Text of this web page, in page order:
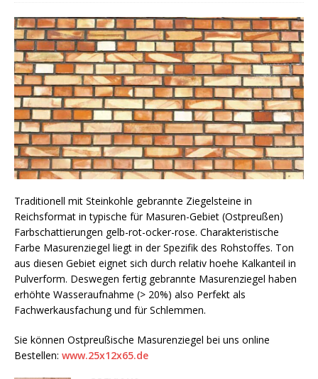
Traditionell mit Steinkohle gebrannte Ziegelsteine in
Reichsformat in typische für Masuren-Gebiet (Ostpreußen)
Farbschattierungen gelb-rot-ocker-rose. Charakteristische
Farbe Masurenziegel liegt in der Spezifik des Rohstoffes. Ton
aus diesen Gebiet eignet sich durch relativ hoehe Kalkanteil in
Pulverform. Deswegen fertig gebrannte Masurenziegel haben
erhöhte Wasseraufnahme (> 20%) also Perfekt als
Fachwerkausfachung und für Schlemmen.
Sie können Ostpreußische Masurenziegel bei uns online
Bestellen: www.25x12x65.de